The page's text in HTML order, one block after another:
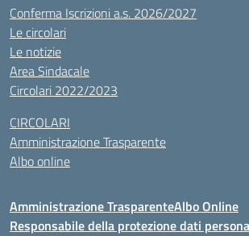
Conferma Iscrizioni a.s. 2026/2027
Le circolari
Le notizie
Area Sindacale
Circolari 2022/2023
CIRCOLARI
Amministrazione Trasparente
Albo online
Amministrazione TrasparenteAlbo Online
Responsabile della protezione dati